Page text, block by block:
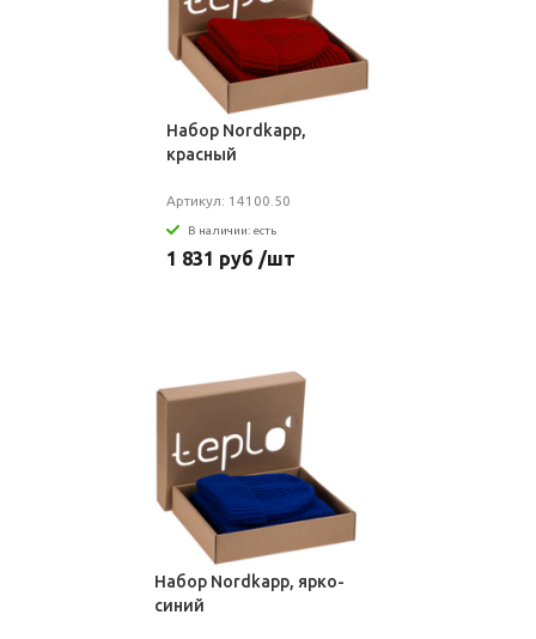
Набор Nordkapp,
красный
Артикул: 14100.50
В наличии: есть
1 831 руб /шт
Набор Nordkapp, ярко-
синий